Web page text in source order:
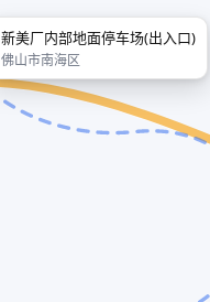
新美厂内部地面停车场(出入口)
佛山市南海区